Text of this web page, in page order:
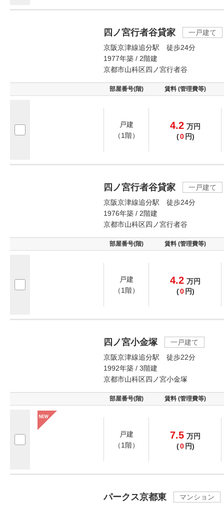
四ノ宮行者谷貸家
一戸建て
京阪京津線追分駅 徒歩24分
1977年築 / 2階建
京都市山科区四ノ宮行者谷
部屋番号(階) 賃料 (管理費等)
戸建
（1階）
4.2 万円
(0 円)
四ノ宮行者谷貸家
一戸建て
京阪京津線追分駅 徒歩24分
1976年築 / 2階建
京都市山科区四ノ宮行者谷
部屋番号(階) 賃料 (管理費等)
戸建
（1階）
4.2 万円
(0 円)
四ノ宮小金塚
一戸建て
京阪京津線追分駅 徒歩22分
1992年築 / 3階建
京都市山科区四ノ宮小金塚
部屋番号(階) 賃料 (管理費等)
戸建
（1階）
7.5 万円
(0 円)
パークス京都東
マンション